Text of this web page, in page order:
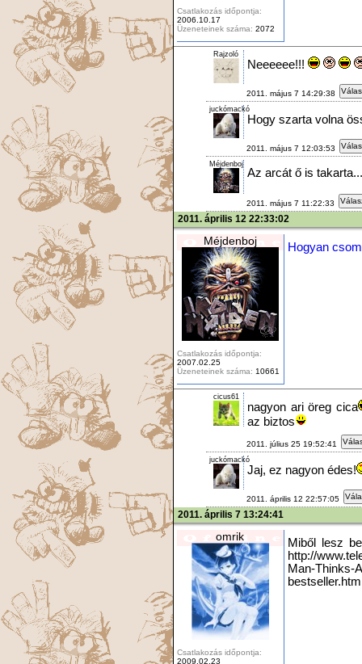
Csatlakozás időpontja:
2006.10.17
Üzeneteinek száma: 2072
Rajzoló
Neeeeee!!!
2011. május 7 14:29:38
juckómackó
Hogy szarta volna
2011. május 7 12:03:53
Méjdenboj
Az arcát ő is
2011. május 7 11:22:33
2011. április 12 22:33:02
Méjdenboj
Csatlakozás időpontja:
2007.02.25
Üzeneteinek száma: 10661
Hogyan
cicus61
nagyon ari öreg cica
az biztos
2011. július 25 19:52:41
juckómackó
Jaj, ez nagyon édes!
2011. április 12 22:57:05
2011. április 7 13:24:41
omrik
Csatlakozás időpontja:
2009.02.23
Miből lesz
http://
Man-Thinks-